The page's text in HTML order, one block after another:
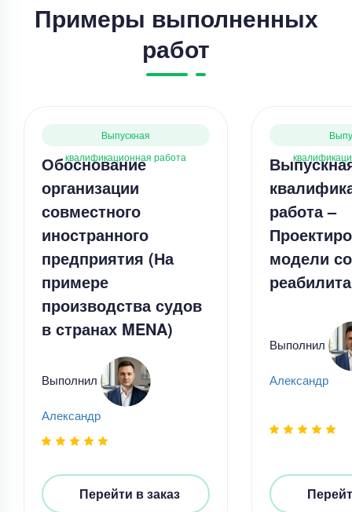
Примеры выполненных
работ
Выпускная
квалификационная работа
Обоснование
организации
совместного
иностранного
предприятия (На
примере
производства судов
в странах MENA)
Выполнил
Александр
Перейти в заказ
работа –
модели
Выполнил
Александр
влияния цифровых платформ
Уникальность 75%